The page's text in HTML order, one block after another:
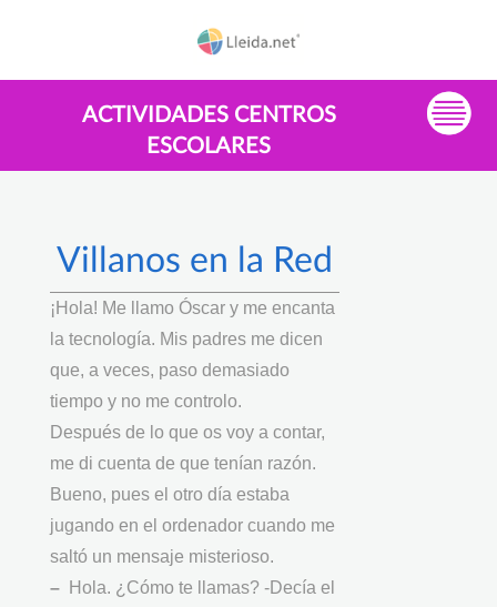
ACTIVIDADES CENTROS
ESCOLARES
Villanos en la Red
¡Hola! Me llamo Óscar y me encanta
la tecnología. Mis padres me dicen
que, a veces, paso demasiado
tiempo y no me controlo.
Después de lo que os voy a contar,
me di cuenta de que tenían razón.
Bueno, pues el otro día estaba
jugando en el ordenador cuando me
saltó un mensaje misterioso.
– Hola. ¿Cómo te llamas? -Decía el